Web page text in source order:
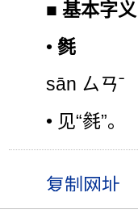
■基本字义
•毿
sān ㄙㄢˉ
• 见“毵”。